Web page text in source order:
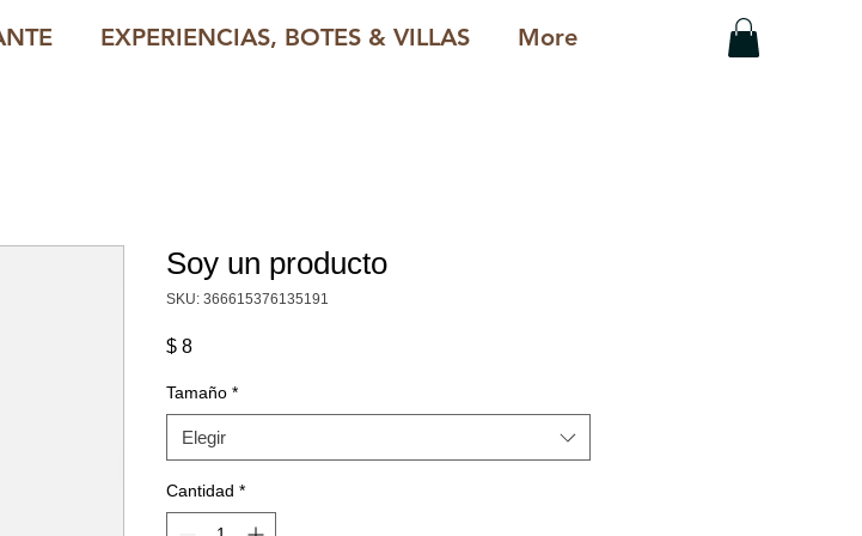
EXPERIENCIAS, BOTES & VILLAS More
Soy un producto
SKU: 366615376135191
$ 8Precio
Tamaño *
Elegir
Cantidad *